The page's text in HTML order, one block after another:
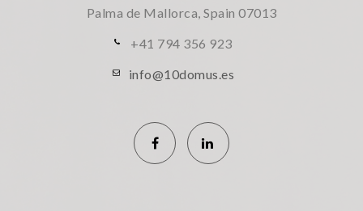
Palma de Mallorca, Spain 07013
+41 794 356 923
info@10domus.es